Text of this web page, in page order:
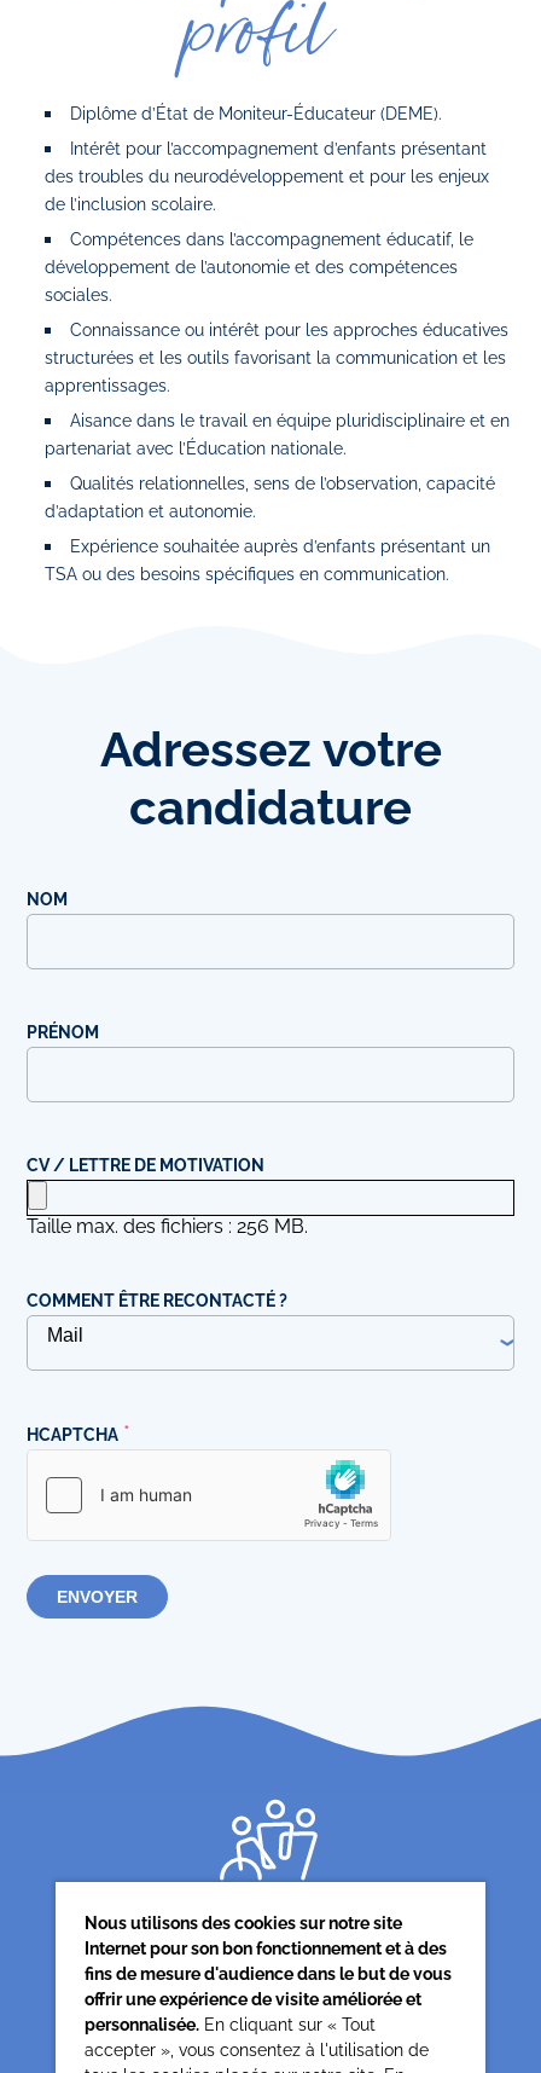
profil
Diplôme d’État de Moniteur-Éducateur (DEME).
Intérêt pour l’accompagnement d’enfants présentant
des troubles du neurodéveloppement et pour les enjeux
de l’inclusion scolaire.
Compétences dans l’accompagnement éducatif, le
développement de l’autonomie et des compétences
sociales.
Connaissance ou intérêt pour les approches éducatives
structurées et les outils favorisant la communication et les
apprentissages.
Aisance dans le travail en équipe pluridisciplinaire et en
partenariat avec l’Éducation nationale.
Qualités relationnelles, sens de l’observation, capacité
d’adaptation et autonomie.
Expérience souhaitée auprès d’enfants présentant un
TSA ou des besoins spécifiques en communication.
Adressez votre
candidature
NOM
PRÉNOM
CV / LETTRE DE MOTIVATION
Taille max. des fichiers : 256 MB.
COMMENT ÊTRE RECONTACTÉ ?
HCAPTCHA
Siège associatif
62 rue de la glacière
Nous utilisons des cookies sur notre site
Internet pour son bon fonctionnement et à des
fins de mesure d'audience dans le but de vous
offrir une expérience de visite améliorée et
personnalisée. En cliquant sur « Tout
accepter », vous consentez à l'utilisation de